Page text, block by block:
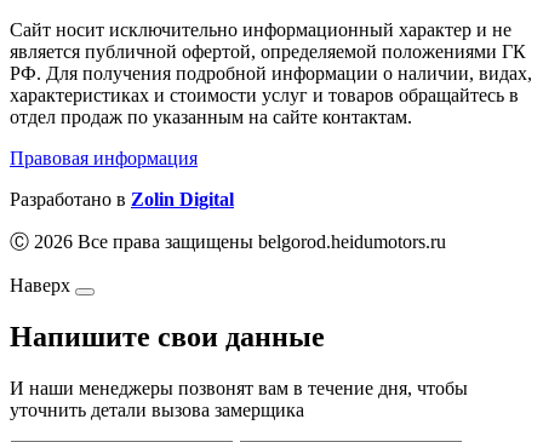
Сайт носит исключительно информационный характер и не
является публичной офертой, определяемой положениями ГК
РФ. Для получения подробной информации о наличии, видах,
характеристиках и стоимости услуг и товаров обращайтесь в
отдел продаж по указанным на сайте контактам.
Правовая информация
Разработано в Zolin Digital
Ⓒ 2026 Все права защищены belgorod.heidumotors.ru
Наверх
Напишите свои данные
И наши менеджеры позвонят вам в течение дня, чтобы
уточнить детали вызова замерщика